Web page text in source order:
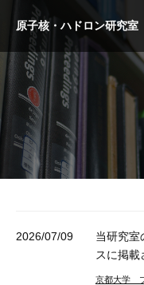
原子核・ハドロン研究室
2026/07/09
当研究室
スに掲載
京都大学